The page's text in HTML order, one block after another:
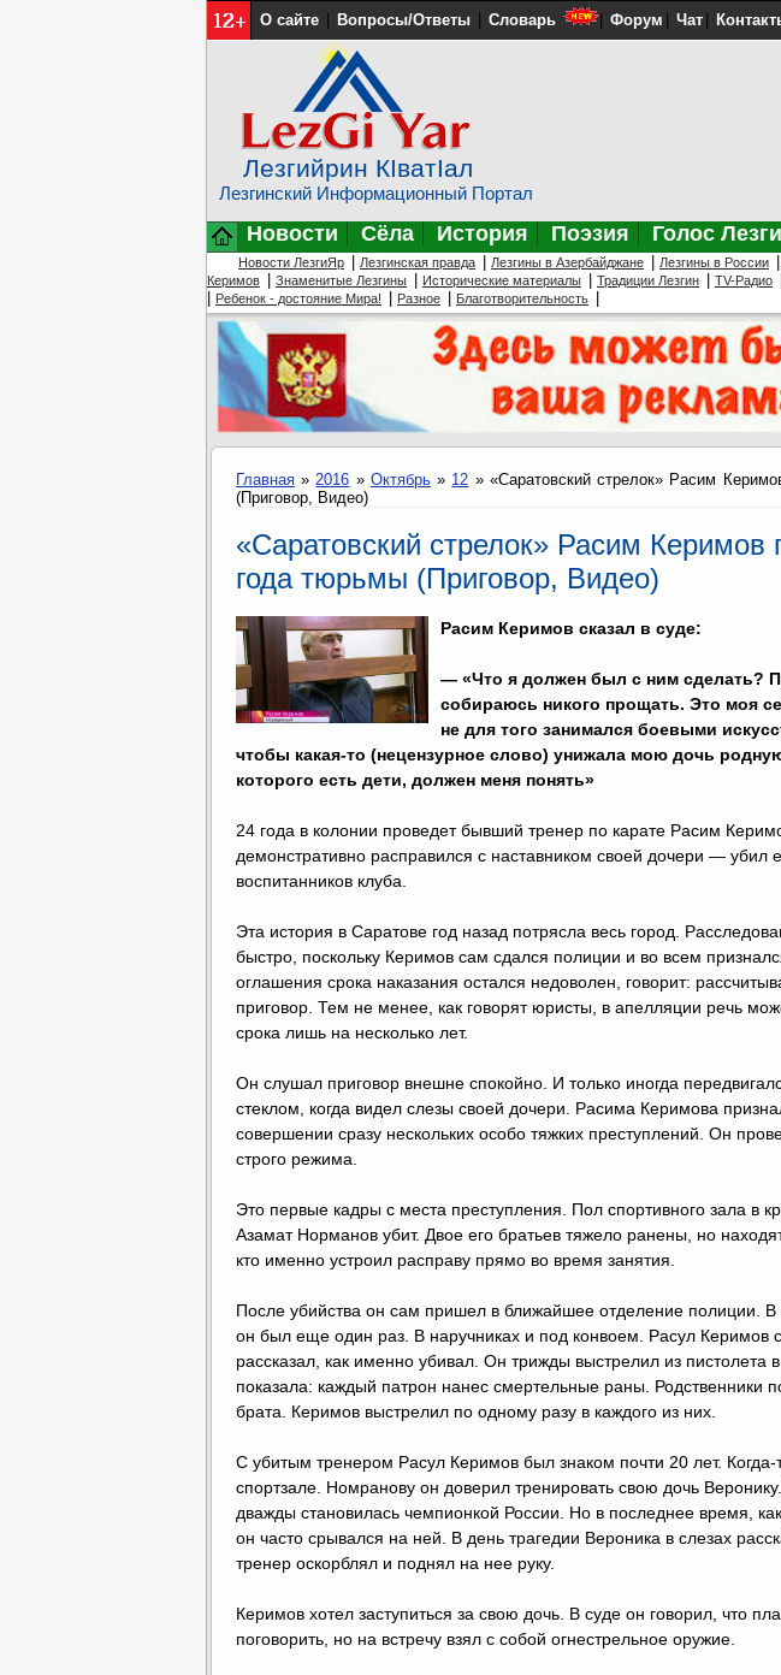
О сайте Вопросы/Ответы Словарь Форум Чат
Лезгийрин КIватIал
Лезгинский Информационный Портал
Новости Сёла История Поэзия Голос
Новости ЛезгиЯр Лезгинская правда Лезгины в Азербайджане Лезгины в России
Керимов
Знаменитые Лезгины Исторические материалы Традиции Лезгин TV-Радио
Ребенок - достояние Мира! Разное Благотворительность
Главная »2016 » Октябрь » 12 » «Саратовский стрелок» Расим
(Приговор, Видео)
«Саратовский стрелок» Расим Керимов
года тюрьмы (Приговор, Видео)
Расим Керимов сказал в суде:
— «Что я должен был с ним сделать?
собираюсь никого прощать. Это моя
не для того занимался боевыми
чтобы какая-то (нецензурное слово) унижала мою дочь
которого есть дети, должен меня понять»
24 года в колонии проведет бывший тренер по карате Расим
демонстративно расправился с наставником своей дочери — убил
воспитанников клуба.
Эта история в Саратове год назад потрясла весь город.
быстро, поскольку Керимов сам сдался полиции и во всем
оглашения срока наказания остался недоволен, говорит:
приговор. Тем не менее, как говорят юристы, в апелляции речь
срока лишь на несколько лет.
Он слушал приговор внешне спокойно. И только иногда
стеклом, когда видел слезы своей дочери. Расима Керимова
совершении сразу нескольких особо тяжких преступлений. Он
строго режима.
Это первые кадры с места преступления. Пол спортивного зала в
Азамат Норманов убит. Двое его братьев тяжело ранены, но
кто именно устроил расправу прямо во время занятия.
После убийства он сам пришел в ближайшее отделение полиции. В
он был еще один раз. В наручниках и под конвоем. Расул Керимов
рассказал, как именно убивал. Он трижды выстрелил из пистолета
показала: каждый патрон нанес смертельные раны. Родственники
брата. Керимов выстрелил по одному разу в каждого из них.
С убитым тренером Расул Керимов был знаком почти 20 лет. Когда-
спортзале. Номранову он доверил тренировать свою дочь
дважды становилась чемпионкой России. Но в последнее время,
он часто срывался на ней. В день трагедии Вероника в слезах
тренер оскорблял и поднял на нее руку.
Керимов хотел заступиться за свою дочь. В суде он говорил, что
поговорить, но на встречу взял с собой огнестрельное оружие.